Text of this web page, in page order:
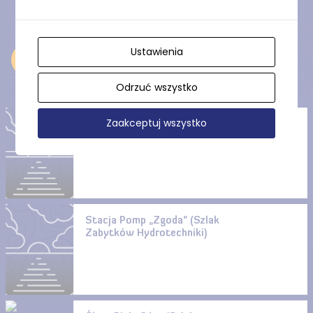
Cmentarz mennonicki i
ewangelicki w Międzyłężu
Stacja Pomp „Zgoda” (Szlak
Zabytków Hydrotechniki)
Ustawienia
Odrzuć wszystko
Zaakceptuj wszystko